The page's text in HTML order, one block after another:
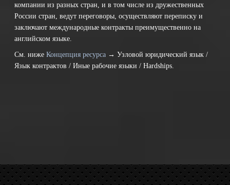
компании из разных стран, и в том числе из дружественных
России стран, ведут переговоры, осуществляют переписку и
заключают международные контракты преимущественно на
английском языке.
См. нижеКонцепция ресурса → Узловой юридический язык /
Язык контрактов / Иные рабочие языки / Hardships.